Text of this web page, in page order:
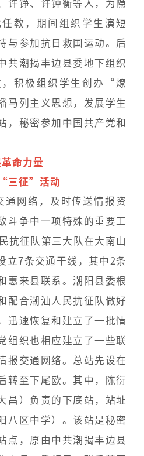
许铮、许钟衡等人，为隐
教，期间组织学生演短
与参加抗日救国运动。后
共潮揭丰边县委地下组织
积极组织学生创办“燎
马列主义思想，发展学生
，秘密参加中国共产党和
命力量
三征”活动
通网络，及时传送情报资
斗争中一项特殊的重要工
抗征队第三大队在大南山
立7条交通干线，其中2条
惠来县联系。潮阳县委根
配合潮汕人民抗征队做好
迅速恢复和建立了一批情
组织也相应建立了一些联
报交通网络。总站先设在
转至下尾欧。其中，陈衍
昌）负责的下底站，站址
八区中学）。该站是秘密
点，原由中共潮揭丰边县